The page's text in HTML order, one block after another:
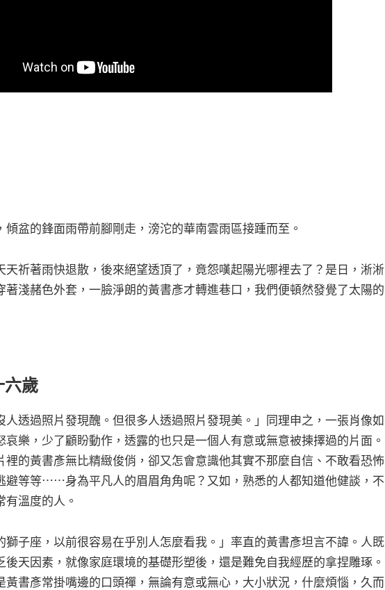
傾盆的鋒面雨帶前腳剛走，滂沱的華南雲雨區接踵而至。
天祈著雨快退散，後來絕望透頂了，竟怨嘆起陽光哪裡去了？是日，淅淅
著淺赭色外套，一臉淨朗的黃書彥才轉進巷口，我們便頓然發覺了太陽的
六歲
人透過照片發現醜。但很多人透過照片發現美。」同理申之，一張肖像如
哀樂，少了顧盼動作，透露的也只是一個人有意或無意被揀擇過的片面。
裡的黃書彥無比精緻俊俏，卻又怎會意識他其實不那麼自信、不敢看恐怖
避等等⋯⋯身為平凡人的眉眉角角呢？又如，熟悉的人都知道他健談，不
溫度的人。
獅子座，以前很容易在乎別人怎麼看我。」率直的黃書彥坦言不諱。人既
後天因素，就像家庭環境的基礎形塑後，還是難免自我經歷的拿捏雕琢。
黃書彥常掛嘴邊的口頭禪，無論有意或無心，大小狀況，什麼煩惱，久而